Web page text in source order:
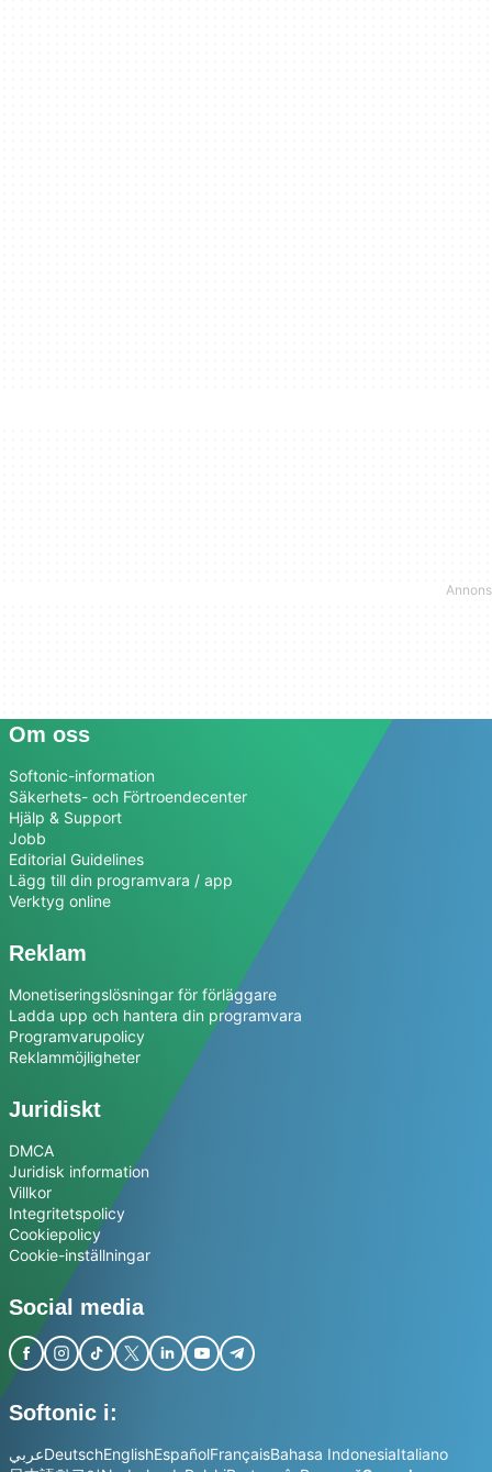
Om oss
Softonic-information
Säkerhets- och Förtroendecenter
Hjälp & Support
Jobb
Editorial Guidelines
Lägg till din programvara / app
Verktyg online
Reklam
Monetiseringslösningar för förläggare
Ladda upp och hantera din programvara
Programvarupolicy
Reklammöjligheter
Juridiskt
DMCA
Juridisk information
Villkor
Integritetspolicy
Cookiepolicy
Cookie-inställningar
Social media
Softonic i:
عربيDeutschEnglishEspañolFrançaisBahasa IndonesiaItaliano